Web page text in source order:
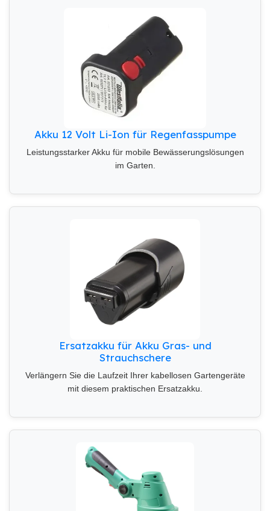
Akku 12 Volt Li-Ion für Regenfasspumpe
Leistungsstarker Akku für mobile Bewässerungslösungen
im Garten.
Ersatzakku für Akku Gras- und
Strauchschere
Verlängern Sie die Laufzeit Ihrer kabellosen Gartengeräte
mit diesem praktischen Ersatzakku.